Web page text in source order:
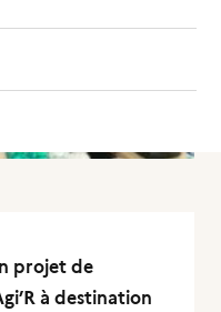
projet de
à destination